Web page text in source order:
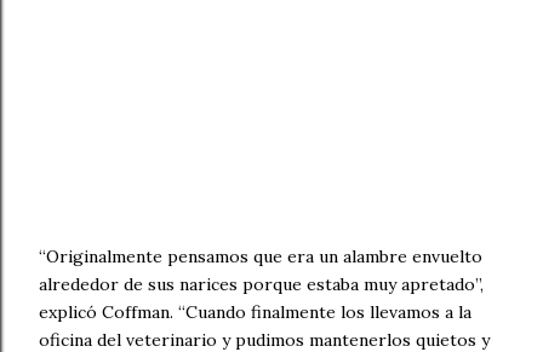
“Originalmente pensamos que era un alambre envuelto
alrededor de sus narices porque estaba muy apretado”,
explicó Coffman. “Cuando finalmente los llevamos a la
oficina del veterinario y pudimos mantenerlos quietos y